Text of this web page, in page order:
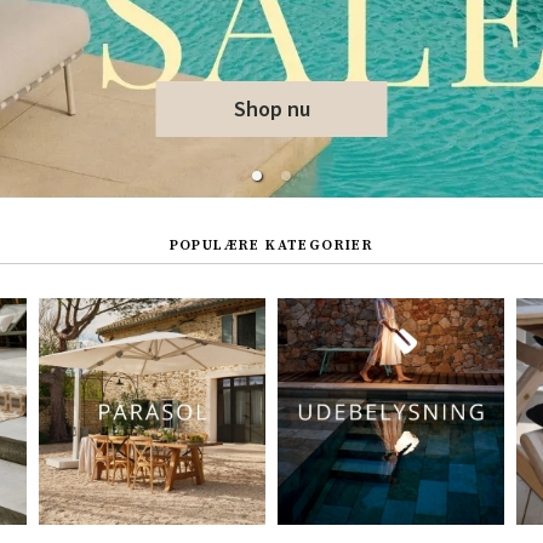
Hængestole
Produkter til vedligeholdelse
Småopbevaring
Shop nu
POPULÆRE KATEGORIER